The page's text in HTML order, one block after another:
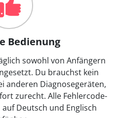
Bedienung
sowohl von Anfängern
Du brauchst kein
anderen Diagnosegeräten,
zurecht. Alle Fehlercode-
Deutsch und Englisch